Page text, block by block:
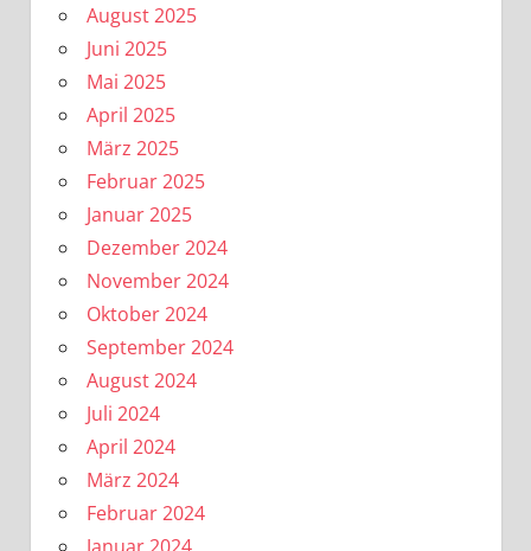
August 2025
Juni 2025
Mai 2025
April 2025
März 2025
Februar 2025
Januar 2025
Dezember 2024
November 2024
Oktober 2024
September 2024
August 2024
Juli 2024
April 2024
März 2024
Februar 2024